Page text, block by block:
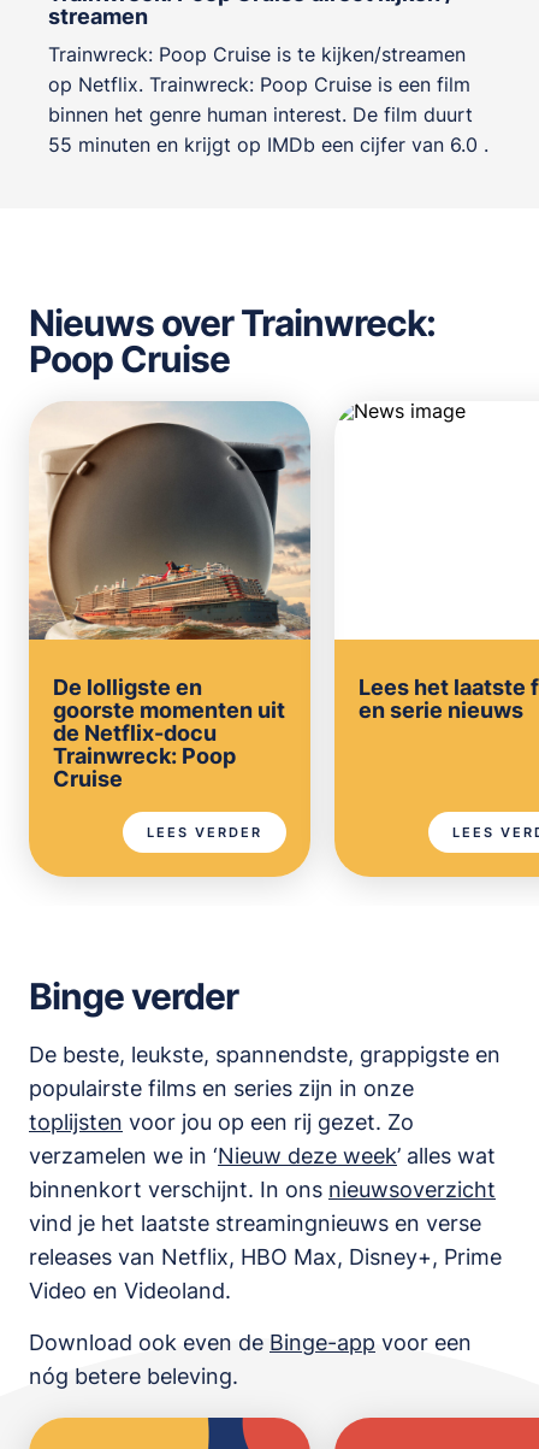
streamen
Trainwreck: Poop Cruise is te kijken/streamen
op Netflix. Trainwreck: Poop Cruise is een film
binnen het genre human interest. De film duurt
55 minuten en krijgt op IMDb een cijfer van 6.0 .
Nieuws over Trainwreck:
Poop Cruise
De lolligste en
goorste momenten uit
de Netflix-docu
Trainwreck: Poop
Cruise
LEES VERDER
Lees het laatste
en serie nieuws
LEES
Binge verder
De beste, leukste, spannendste, grappigste en
populairste films en series zijn in onze
toplijsten voor jou op een rij gezet. Zo
verzamelen we in ‘Nieuw deze week’ alles wat
binnenkort verschijnt. In ons nieuwsoverzicht
vind je het laatste streamingnieuws en verse
releases van Netflix, HBO Max, Disney+, Prime
Video en Videoland.
Download ook even de Binge-app voor een
nóg betere beleving.